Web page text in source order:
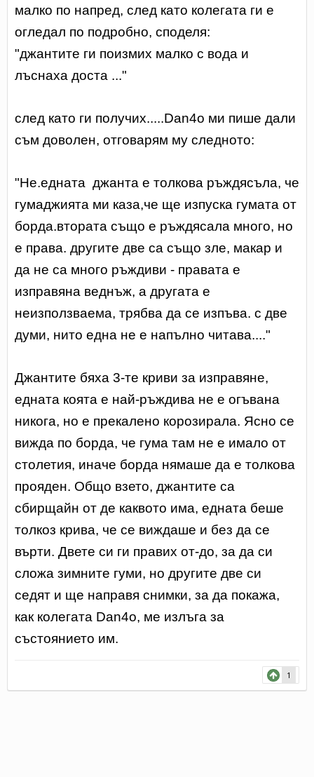
малко по напред, след като колегата ги е
огледал по подробно, споделя:
"джантите ги поизмих малко с вода и
лъснаха доста ..."
след като ги получих.....Dan4o ми пише дали
съм доволен, отговарям му следното:
"Не.едната джанта е толкова ръждясъла, че
гумаджията ми каза,че ще изпуска гумата от
борда.втората също е ръждясала много, но
е права. другите две са също зле, макар и
да не са много ръждиви - правата е
изправяна веднъж, а другата е
неизползваема, трябва да се изпъва. с две
думи, нито една не е напълно читава...."
Джантите бяха 3-те криви за изправяне,
едната коята е най-ръждива не е огъвана
никога, но е прекалено корозирала. Ясно се
вижда по борда, че гума там не е имало от
столетия, иначе борда нямаше да е толкова
прояден. Общо взето, джантите са
сбирщайн от де каквото има, едната беше
толкоз крива, че се виждаше и без да се
върти. Двете си ги правих от-до, за да си
сложа зимните гуми, но другите две си
седят и ще направя снимки, за да покажа,
как колегата Dan4o, ме излъга за
състоянието им.
1